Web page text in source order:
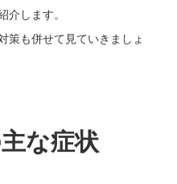
します。
策も併せて見ていきましょ
な症状